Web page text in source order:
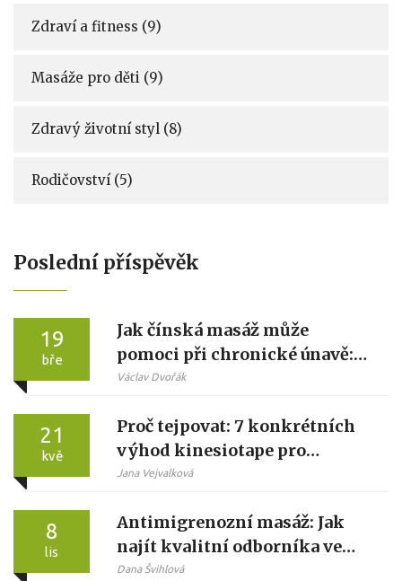
Zdraví a fitness (9)
Masáže pro děti (9)
Zdravý životní styl (8)
Rodičovství (5)
Poslední příspěvěk
19
bře
Jak čínská masáž může
pomoci při chronické únavě:
vědecky podložené
Václav Dvořák
21
kvě
Proč tejpovat: 7 konkrétních
výhod kinesiotape pro
sportovce i běžné lidi
Jana Vejvalková
8
lis
Antimigrenozní masáž: Jak
najít kvalitní odborníka ve
vašem městě
Dana Švihlová